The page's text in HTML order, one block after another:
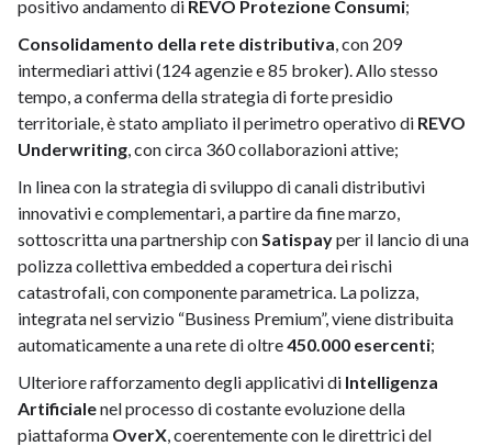
positivo andamento di REVO Protezione Consumi;
Consolidamento della rete distributiva, con 209
intermediari attivi (124 agenzie e 85 broker). Allo stesso
tempo, a conferma della strategia di forte presidio
territoriale, è stato ampliato il perimetro operativo di REVO
Underwriting, con circa 360 collaborazioni attive;
In linea con la strategia di sviluppo di canali distributivi
innovativi e complementari, a partire da fine marzo,
sottoscritta una partnership conSatispayper il lancio di una
polizza collettiva embedded a copertura dei rischi
catastrofali, con componente parametrica. La polizza,
integrata nel servizio “Business Premium”, viene distribuita
automaticamente a una rete di oltre450.000 esercenti;
Ulteriore rafforzamento degli applicativi di Intelligenza
Artificialenel processo di costante evoluzione della
piattaforma OverX, coerentemente con le direttrici del